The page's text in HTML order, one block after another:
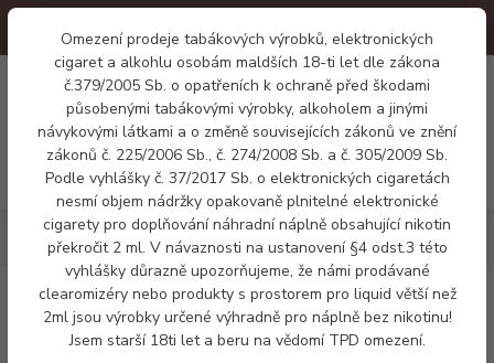
Omezení prodeje tabákových výrobků, elektronických
cigaret a alkohlu osobám maldších 18-ti let dle zákona
č.379/2005 Sb. o opatřeních k ochraně před škodami
působenými tabákovými výrobky, alkoholem a jinými
návykovými látkami a o změně souvisejících zákonů ve znění
zákonů č. 225/2006 Sb., č. 274/2008 Sb. a č. 305/2009 Sb.
Podle vyhlášky č. 37/2017 Sb. o elektronických cigaretách
nesmí objem nádržky opakovaně plnitelné elektronické
cigarety pro doplňování náhradní náplně obsahující nikotin
překročit 2 ml. V návaznosti na ustanovení §4 odst.3 této
vyhlášky důrazně upozorňujeme, že námi prodávané
clearomizéry nebo produkty s prostorem pro liquid větší než
2ml jsou výrobky určené výhradně pro náplně bez nikotinu!
Jsem starší 18ti let a beru na vědomí TPD omezení.
Menu
0 Kč
Příslušenství Efest IMR 18650 35A Purple Flat top 3000mAh
Efest IMR 18650 35A Purple Flat top
3000mAh